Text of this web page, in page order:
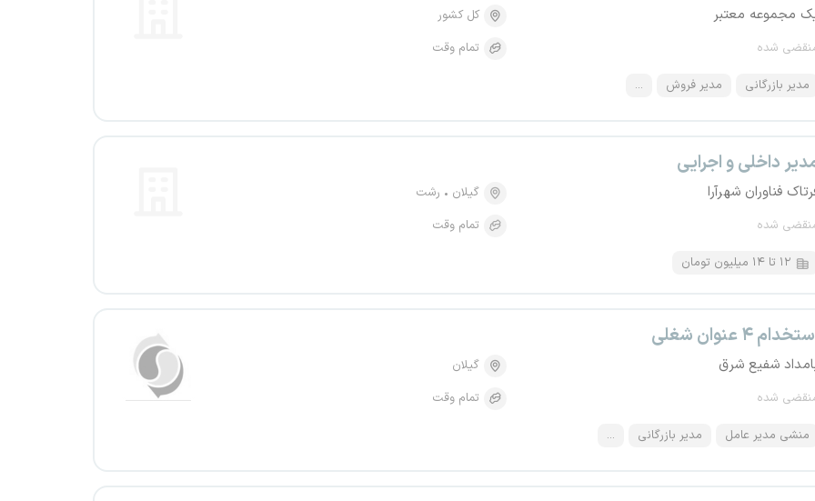
مجموعه معتبر
شده
کل کشور
تمام وقت
مدیر بازرگانی مدیر فروش ...
داخلی و اجرایی
فناوران شهرآرا
شده
گیلان
رشت
تمام وقت
۱۲ تا ۱۴ میلیون تومان
۴ عنوان شغلی
شفیع شرق
شده
گیلان
تمام وقت
منشی مدیر عامل مدیر بازرگانی ...